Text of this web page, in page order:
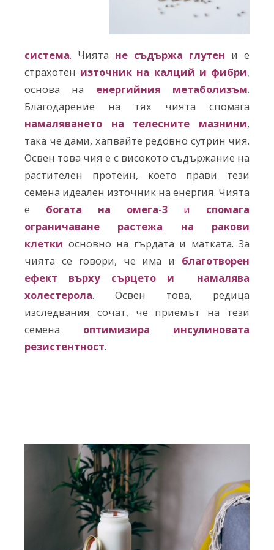
система. Чията не съдържа глутен и е
страхотен източник на калций и фибри,
основа на енергийния метаболизъм.
Благодарение на тях чията спомага
намаляването на телесните мазнини,
така че дами, хапвайте редовно сутрин чия.
Освен това чия е с високото съдържание на
растителен протеин, което прави тези
семена идеален източник на енергия. Чията
е богата на омега-3 и спомага
ограничаване растежа на ракови
клетки основно на гърдата и матката. За
чията се говори, че има и благотворен
ефект върху сърцето и намалява
холестерола. Освен това, редица
изследвания сочат, че приемът на тези
семена оптимизира инсулиновата
резистентност.